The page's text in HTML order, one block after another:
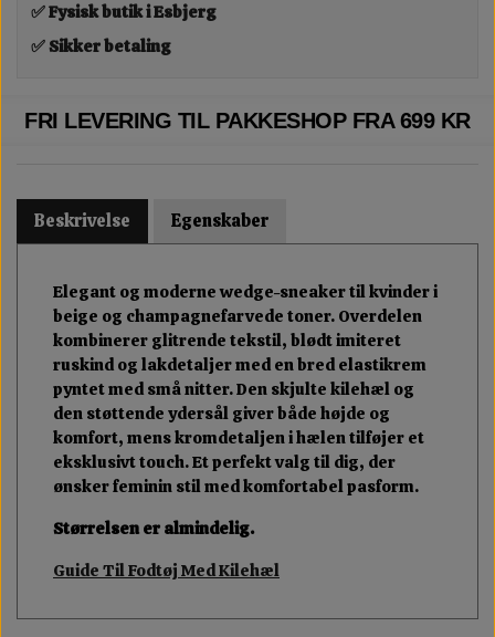
✅ Fysisk butik i Esbjerg
✅ Sikker betaling
FRI LEVERING TIL PAKKESHOP FRA 699 KR
Beskrivelse Egenskaber
Elegant og moderne wedge-sneaker til kvinder i
beige og champagnefarvede toner. Overdelen
kombinerer glitrende tekstil, blødt imiteret
ruskind og lakdetaljer med en bred elastikrem
pyntet med små nitter. Den skjulte kilehæl og
den støttende ydersål giver både højde og
komfort, mens kromdetaljen i hælen tilføjer et
eksklusivt touch. Et perfekt valg til dig, der
ønsker feminin stil med komfortabel pasform.
Størrelsen er almindelig.
Guide Til Fodtøj Med Kilehæl